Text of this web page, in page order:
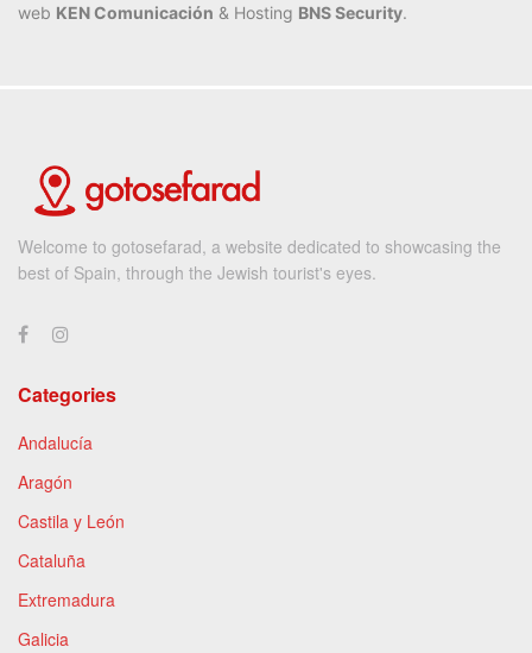
web KEN Comunicación & Hosting BNS Security.
Welcome to gotosefarad, a website dedicated to showcasing the
best of Spain, through the Jewish tourist's eyes.
Categories
Andalucía
Aragón
Castila y León
Cataluña
Extremadura
Galicia